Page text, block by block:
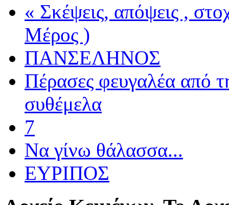
« Σκέψεις, απόψεις ,
Μέρος )
ΠΑΝΣΕΛΗΝΟΣ
Πέρασες φευγαλέα από
συθέμελα
7
Να γίνω θάλασσα...
ΕΥΡΙΠΟΣ